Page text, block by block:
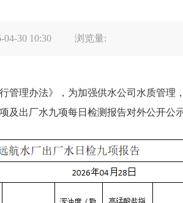
04-30 10:30 浏览量:
理办法》，为加强供水公司水质管理
及出厂水九项每日检测报告对外公开公